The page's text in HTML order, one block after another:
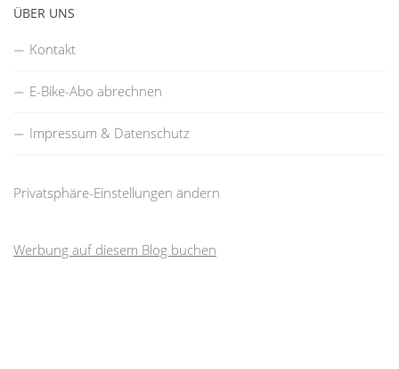
ÜBER UNS
Kontakt
E-Bike-Abo abrechnen
Impressum & Datenschutz
Privatsphäre-Einstellungen ändern
Werbung auf diesem Blog buchen